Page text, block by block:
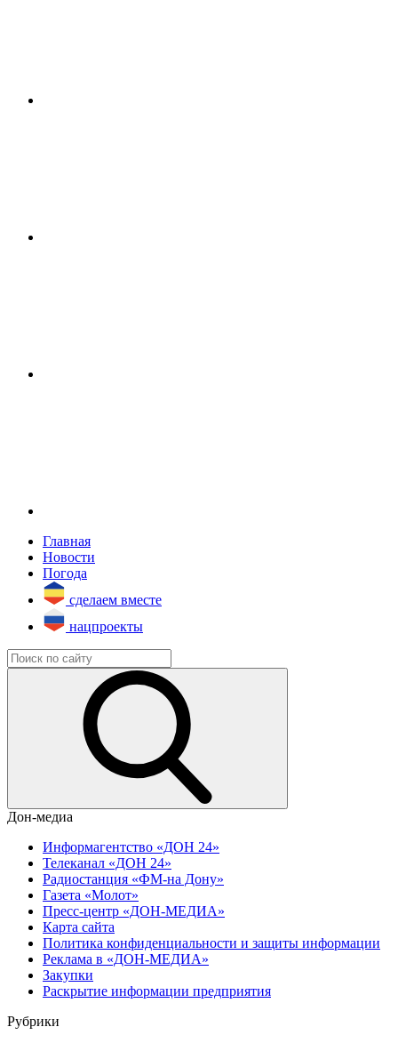
Главная
Новости
Погода
сделаем вместе
нацпроекты
Дон-медиа
Информагентство «ДОН 24»
Телеканал «ДОН 24»
Радиостанция «ФМ-на Дону»
Газета «Молот»
Пресс-центр «ДОН-МЕДИА»
Карта сайта
Политика конфиденциальности и защиты информации
Реклама в «ДОН-МЕДИА»
Закупки
Раскрытие информации предприятия
Рубрики